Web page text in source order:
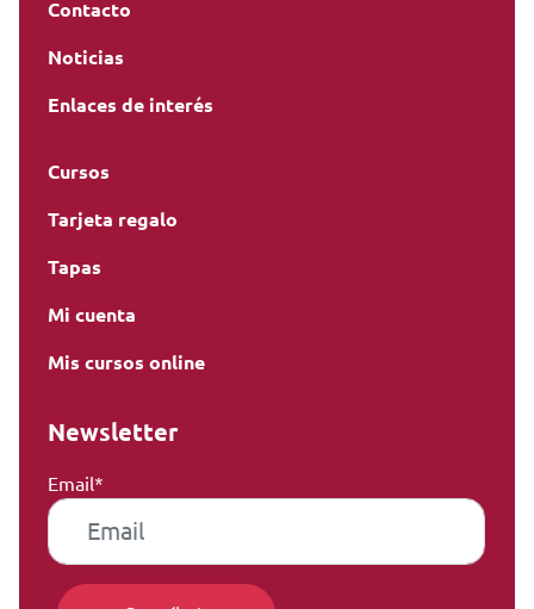
Contacto
Noticias
Enlaces de interés
Cursos
Tarjeta regalo
Tapas
Mi cuenta
Mis cursos online
Newsletter
Email*